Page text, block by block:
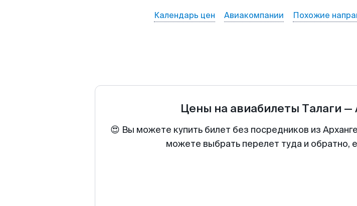
Календарь цен Авиакомпании Похожие
Цены на авиабилеты Талаги —
😍 Вы можете купить билет без посредников из
можете выбрать перелет туда и обратно,